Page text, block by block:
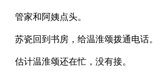
管家和阿姨点头。
苏瓷回到书房，给温淮颂拨通电话。
估计温淮颂还在忙，没有接。